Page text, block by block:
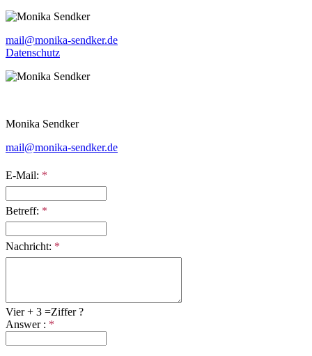
mail@monika-sendker.de
Datenschutz
Monika Sendker
mail@monika-sendker.de
E-Mail: *
Betreff: *
Nachricht: *
Vier + 3 =Ziffer ?
Answer : *